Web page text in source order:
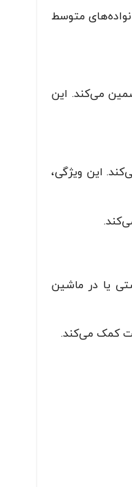
خانواده‌های متوسط
می‌کند. این
این ویژگی،
یا در ماشین
کمک می‌کند.